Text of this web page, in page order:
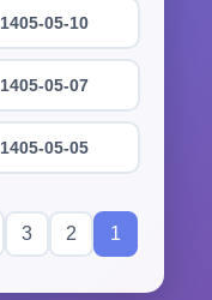
1405-05-10
1405-05-07
1405-05-05
1
2
3